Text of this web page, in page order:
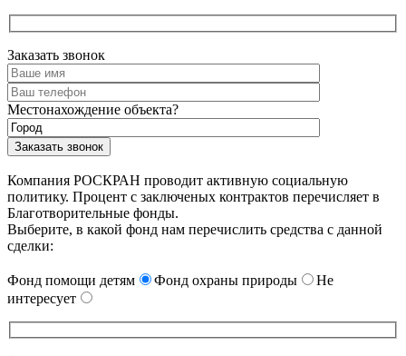
Заказать звонок
Местонахождение объекта?
Компания РОСКРАН проводит активную социальную
политику. Процент с заключеных контрактов перечисляет в
Благотворительные фонды.
Выберите, в какой фонд нам перечислить средства с данной
сделки:
Фонд помощи детям Фонд охраны природы
Не
интересует